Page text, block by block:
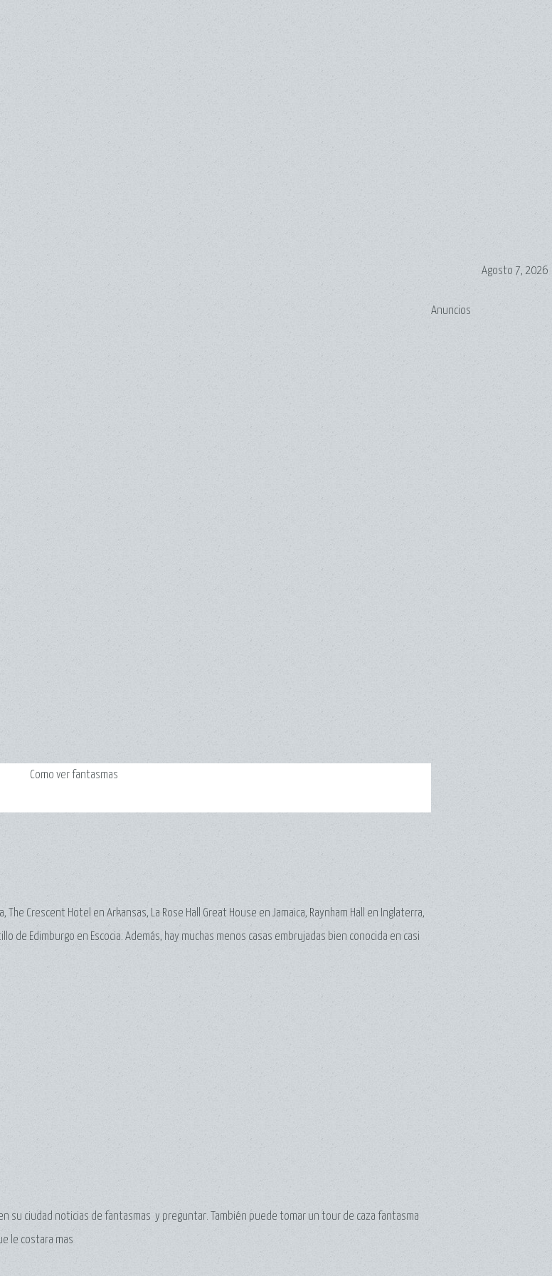
Agosto 7, 2026
Como ver fantasmas
Crescent Hotel en Arkansas, La Rose Hall Great House en Jamaica, Raynham Hall en Inglaterra,
de Edimburgo en Escocia. Además, hay muchas menos casas embrujadas bien conocida en casi
su ciudad noticias de fantasmas y preguntar. También puede tomar un tour de caza fantasma
le costara mas
Anuncios